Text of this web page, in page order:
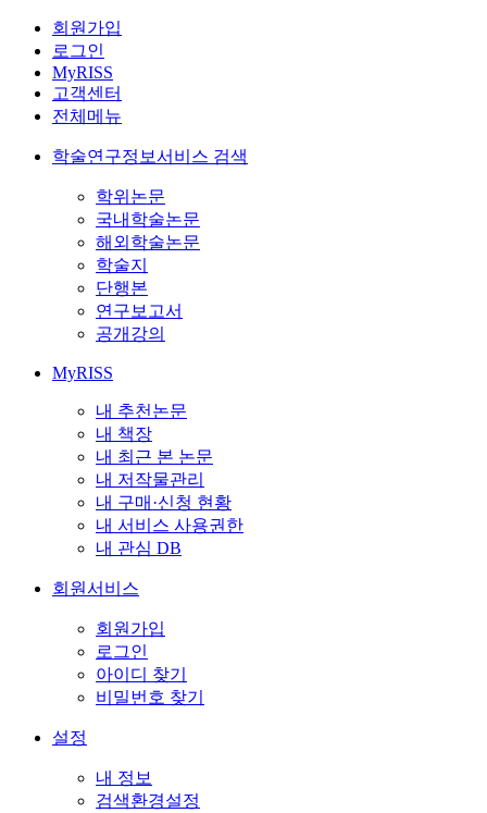
회원가입
로그인
MyRISS
고객센터
전체메뉴
학술연구정보서비스 검색
학위논문
국내학술논문
해외학술논문
학술지
단행본
연구보고서
공개강의
MyRISS
내 추천논문
내 책장
내 최근 본 논문
내 저작물관리
내 구매·신청 현황
내 서비스 사용권한
내 관심 DB
회원서비스
회원가입
로그인
아이디 찾기
비밀번호 찾기
설정
내 정보
검색환경설정